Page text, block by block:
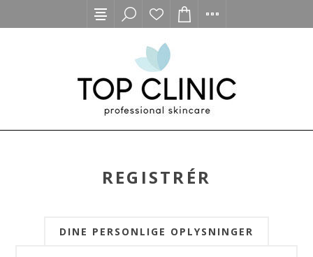
REGISTRÉR
DINE PERSONLIGE OPLYSNINGER